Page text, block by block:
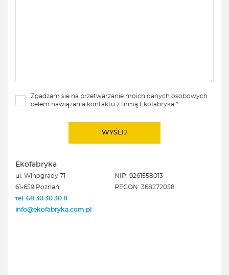
Zgadzam sie na przetwarzanie moich danych osobowych
celem nawiązania kontaktu z firmą Ekofabryka *
Ekofabryka
ul. Winogrady 71
61-659 Poznań
tel. 68 30 30 30 8
info@ekofabryka.com.pl
NIP: 9261558013
REGON: 368272058